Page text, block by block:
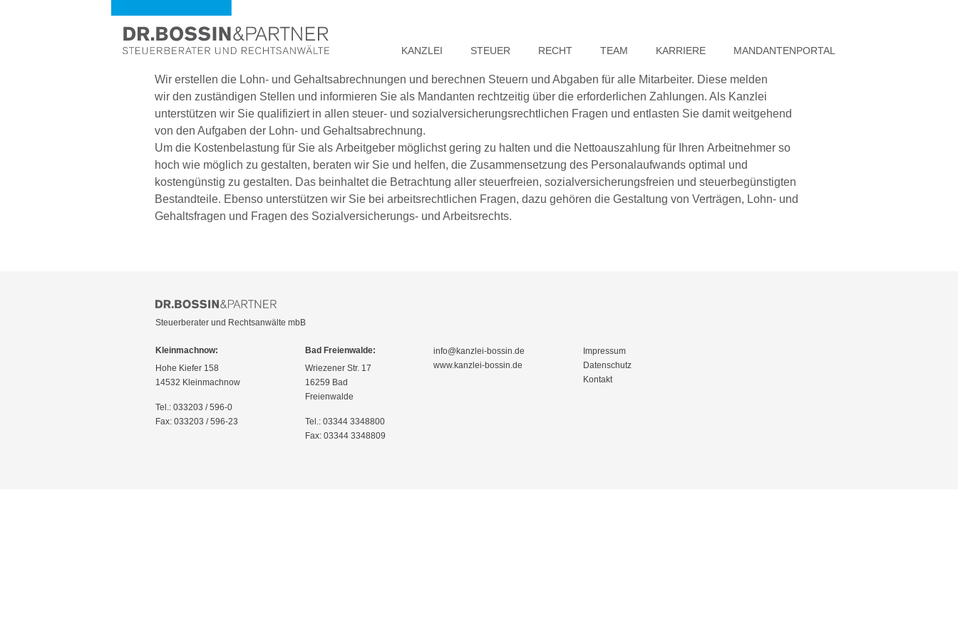
KANZLEI STEUER RECHT TEAM KARRIERE MANDANTENPORTAL
Wir erstellen die Lohn- und Gehaltsabrechnungen und berechnen Steuern und Abgaben für alle Mitarbeiter. Diese melden
wir den zuständigen Stellen und informieren Sie als Mandanten rechtzeitig über die erforderlichen Zahlungen. Als Kanzlei
unterstützen wir Sie qualifiziert in allen steuer- und sozialversicherungsrechtlichen Fragen und entlasten Sie damit weitgehend
von den Aufgaben der Lohn- und Gehaltsabrechnung.
Um die Kostenbelastung für Sie als Arbeitgeber möglichst gering zu halten und die Nettoauszahlung für Ihren Arbeitnehmer so
hoch wie möglich zu gestalten, beraten wir Sie und helfen, die Zusammensetzung des Personalaufwands optimal und
kostengünstig zu gestalten. Das beinhaltet die Betrachtung aller steuerfreien, sozialversicherungsfreien und steuerbegünstigten
Bestandteile. Ebenso unterstützen wir Sie bei arbeitsrechtlichen Fragen, dazu gehören die Gestaltung von Verträgen, Lohn- und
Gehaltsfragen und Fragen des Sozialversicherungs- und Arbeitsrechts.
Steuerberater und Rechtsanwälte mbB
Kleinmachnow:
Hohe Kiefer 158
14532 Kleinmachnow
Tel.: 033203 / 596-0
Fax: 033203 / 596-23
Bad Freienwalde:
Wriezener Str. 17
16259 Bad
Freienwalde
Tel.: 03344 3348800
Fax: 03344 3348809
info@kanzlei-bossin.de
www.kanzlei-bossin.de
Impressum
Datenschutz
Kontakt